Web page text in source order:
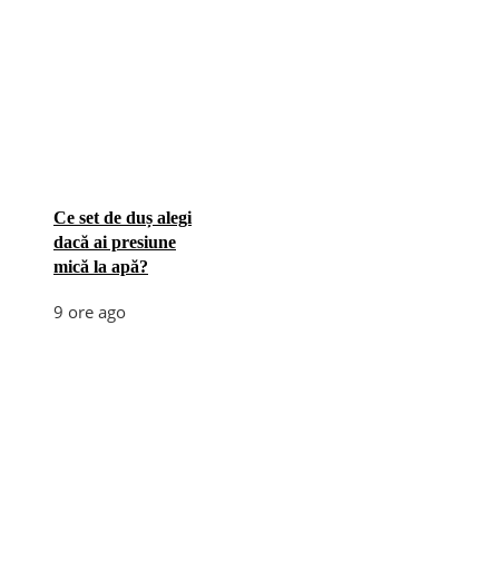
Ce set de duș alegi
dacă ai presiune
mică la apă?
9 ore ago